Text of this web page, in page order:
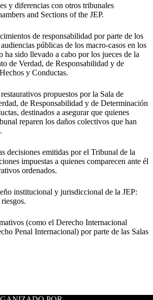
y diferencias con otros tribunales
and Sections of the JEP.
de responsabilidad por parte de los
públicas de los macro-casos en los
ha sido llevado a cabo por los jueces de la
de Verdad, de Responsabilidad y de
y Conductas.
propuestos por la Sala de
de Responsabilidad y de Determinación
destinados a asegurar que quienes
reparen los daños colectivos que han
decisiones emitidas por el Tribunal de la
impuestas a quienes comparecen ante él
ordenados.
institucional y jurisdiccional de la JEP:
(como el Derecho Internacional
Penal Internacional) por parte de las Salas